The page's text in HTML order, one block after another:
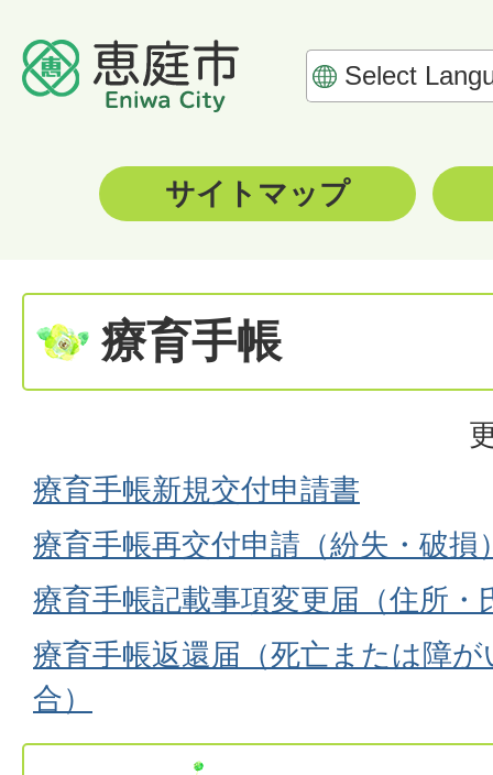
サイトマップ
療育手帳
療育手帳新規交付申請書
療育手帳再交付申請（紛失・破損
療育手帳記載事項変更届（住所・
療育手帳返還届（死亡または障
合）